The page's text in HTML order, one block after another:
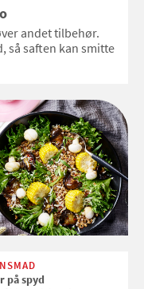
andet tilbehør.
så saften kan smitte
på spyd